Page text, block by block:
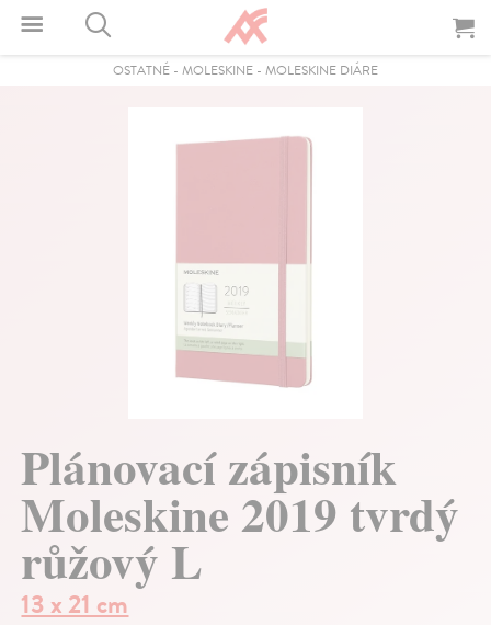
OSTATNÉ - MOLESKINE - MOLESKINE DIÁRE
Plánovací zápisník
Moleskine 2019 tvrdý
růžový L
13 x 21 cm